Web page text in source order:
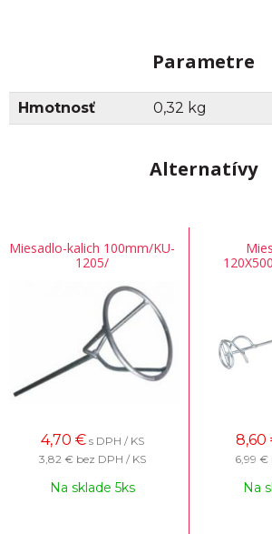
Parametre
Hmotnosť 0,32 kg
Alternatívy
Miesadlo-kalich 100mm/KU-
1205/
4,70 € s DPH / KS
3,82 € bez DPH / KS
Na sklade 5ks
8,60
6,99 €
Na